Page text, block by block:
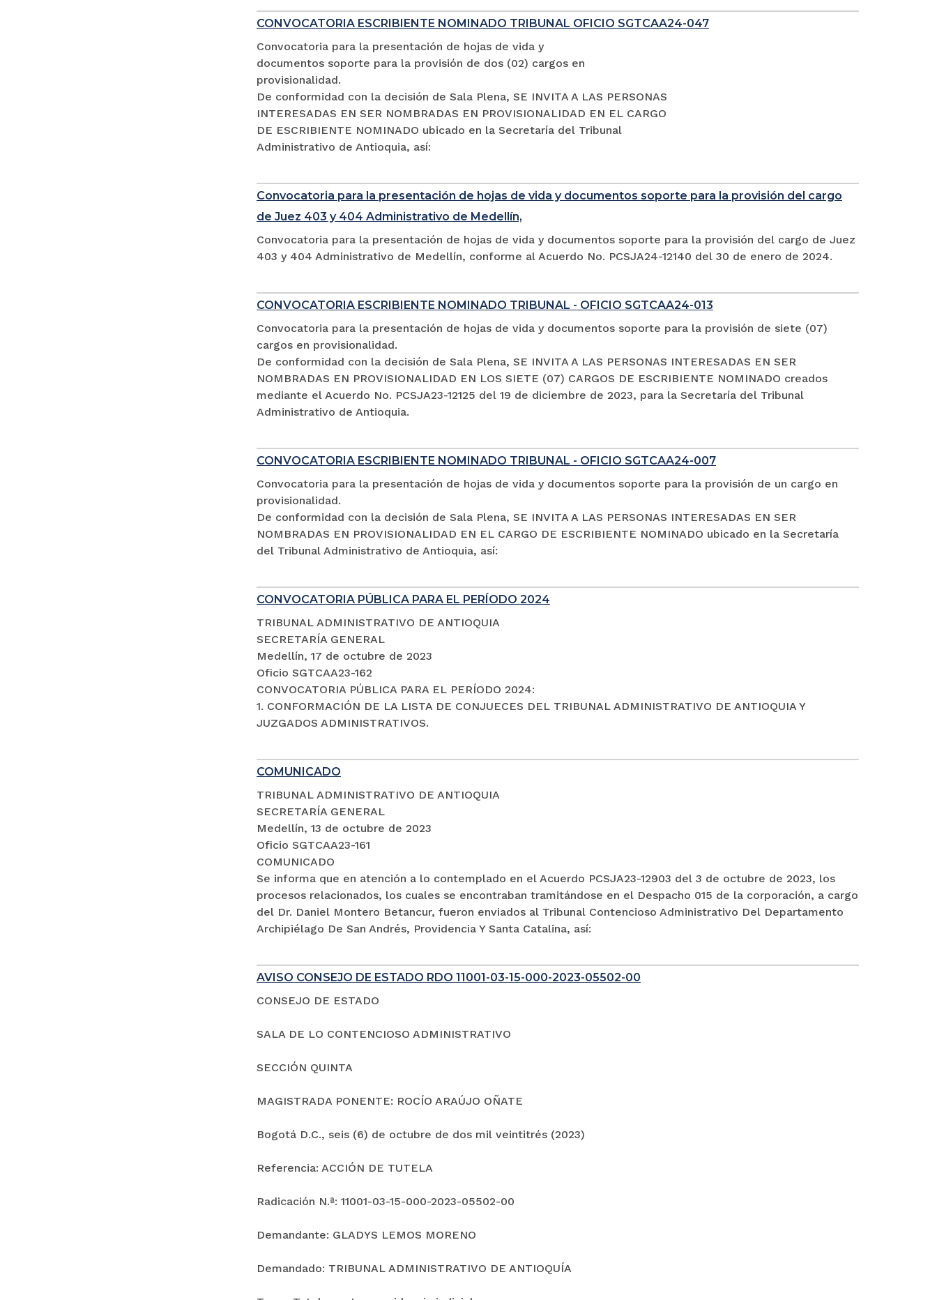
CONVOCATORIA ESCRIBIENTE NOMINADO TRIBUNAL OFICIO SGTCAA24-047
Convocatoria para la presentación de hojas de vida y
documentos soporte para la provisión de dos (02) cargos en
provisionalidad.
De conformidad con la decisión de Sala Plena, SE INVITA A LAS PERSONAS
INTERESADAS EN SER NOMBRADAS EN PROVISIONALIDAD EN EL CARGO
DE ESCRIBIENTE NOMINADO ubicado en la Secretaría del Tribunal
Administrativo de Antioquia, así:
Convocatoria para la presentación de hojas de vida y documentos soporte para la provisión del cargo
de Juez 403 y 404 Administrativo de Medellín,
Convocatoria para la presentación de hojas de vida y documentos soporte para la provisión del cargo de Juez
403 y 404 Administrativo de Medellín, conforme al Acuerdo No. PCSJA24-12140 del 30 de enero de 2024.
CONVOCATORIA ESCRIBIENTE NOMINADO TRIBUNAL - OFICIO SGTCAA24-013
Convocatoria para la presentación de hojas de vida y documentos soporte para la provisión de siete (07)
cargos en provisionalidad.
De conformidad con la decisión de Sala Plena, SE INVITA A LAS PERSONAS INTERESADAS EN SER
NOMBRADAS EN PROVISIONALIDAD EN LOS SIETE (07) CARGOS DE ESCRIBIENTE NOMINADO creados
mediante el Acuerdo No. PCSJA23-12125 del 19 de diciembre de 2023, para la Secretaría del Tribunal
Administrativo de Antioquia.
CONVOCATORIA ESCRIBIENTE NOMINADO TRIBUNAL - OFICIO SGTCAA24-007
Convocatoria para la presentación de hojas de vida y documentos soporte para la provisión de un cargo en
provisionalidad.
De conformidad con la decisión de Sala Plena, SE INVITA A LAS PERSONAS INTERESADAS EN SER
NOMBRADAS EN PROVISIONALIDAD EN EL CARGO DE ESCRIBIENTE NOMINADO ubicado en la Secretaría
del Tribunal Administrativo de Antioquia, así:
CONVOCATORIA PÚBLICA PARA EL PERÍODO 2024
TRIBUNAL ADMINISTRATIVO DE ANTIOQUIA
SECRETARÍA GENERAL
Medellín, 17 de octubre de 2023
Oficio SGTCAA23-162
CONVOCATORIA PÚBLICA PARA EL PERÍODO 2024:
1. CONFORMACIÓN DE LA LISTA DE CONJUECES DEL TRIBUNAL ADMINISTRATIVO DE ANTIOQUIA Y
JUZGADOS ADMINISTRATIVOS.
COMUNICADO
TRIBUNAL ADMINISTRATIVO DE ANTIOQUIA
SECRETARÍA GENERAL
Medellín, 13 de octubre de 2023
Oficio SGTCAA23-161
COMUNICADO
Se informa que en atención a lo contemplado en el Acuerdo PCSJA23-12903 del 3 de octubre de 2023, los
procesos relacionados, los cuales se encontraban tramitándose en el Despacho 015 de la corporación, a cargo
del Dr. Daniel Montero Betancur, fueron enviados al Tribunal Contencioso Administrativo Del Departamento
Archipiélago De San Andrés, Providencia Y Santa Catalina, así:
AVISO CONSEJO DE ESTADO RDO 11001-03-15-000-2023-05502-00
CONSEJO DE ESTADO
SALA DE LO CONTENCIOSO ADMINISTRATIVO
SECCIÓN QUINTA
MAGISTRADA PONENTE: ROCÍO ARAÚJO OÑATE
Bogotá D.C., seis (6) de octubre de dos mil veintitrés (2023)
Referencia: ACCIÓN DE TUTELA
Radicación N.ª: 11001-03-15-000-2023-05502-00
Demandante: GLADYS LEMOS MORENO
Demandado: TRIBUNAL ADMINISTRATIVO DE ANTIOQUÍA